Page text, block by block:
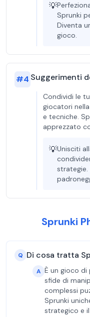
💡
Sprunki
Diventa
gioco.
#4 Suggerimenti
Condividi le
giocatori
e tecniche.
apprezzato
💡Unisciti
strategie.
Sprunki
Q Di cosa tratta
A È un gioco di
sfide di
complessi
Sprunki
strategico e